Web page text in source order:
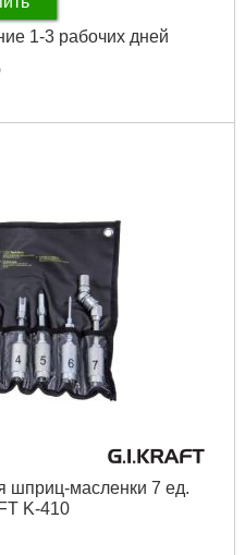
1-3 рабочих дней
шприц-масленки 7 ед.
K-410